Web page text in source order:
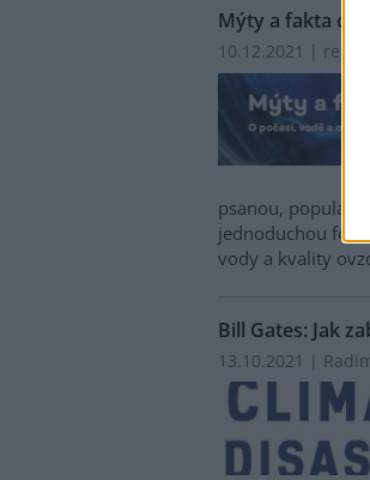
Mýty a fakta o
10.12.2021 | red
psanou,
jednoduchou
vody a kvality
Bill Gates: Jak
13.10.2021 |